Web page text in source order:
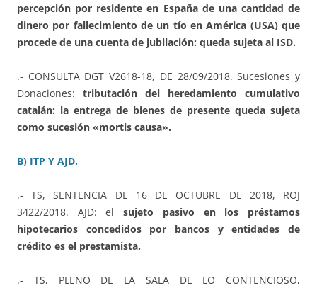
percepción por residente en España de una cantidad de
dinero por fallecimiento de un tío en América (USA) que
procede de una cuenta de jubilación: queda sujeta al ISD.
.- CONSULTA DGT V2618-18, DE 28/09/2018. Sucesiones y
Donaciones: tributación del heredamiento cumulativo
catalán: la entrega de bienes de presente queda sujeta
como sucesión «mortis causa».
B) ITP Y AJD.
.- TS, SENTENCIA DE 16 DE OCTUBRE DE 2018, ROJ
3422/2018. AJD: elsujeto pasivo en los préstamos
hipotecarios concedidos por bancos y entidades de
crédito es el prestamista.
.- TS, PLENO DE LA SALA DE LO CONTENCIOSO,